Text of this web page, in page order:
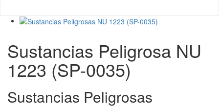
Sustancias Peligrosa NU
1223 (SP-0035)
Sustancias Peligrosas